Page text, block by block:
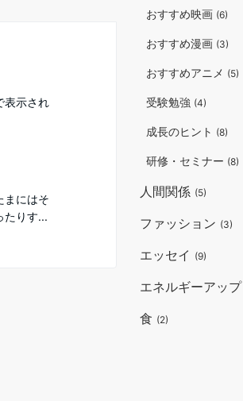
表示され
まにはそ
たりす...
おすすめ映画 (6)
おすすめ漫画 (3)
おすすめアニメ (5)
受験勉強 (4)
成長のヒント (8)
研修・セミナー (8)
人間関係 (5)
ファッション (3)
エッセイ (9)
エネルギーアップ
食 (2)